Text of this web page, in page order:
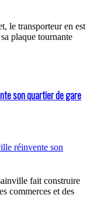
le transporteur en est
plaque tournante
son quartier de gare
fait construire
commerces et des